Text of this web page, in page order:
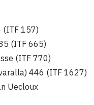
(ITF 157)
(ITF 665)
(ITF 770)
446 (ITF 1627)
Uecloux